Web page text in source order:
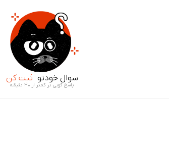
سوال خودتو ثبت کن
پاسخ گویی در کمتر از ۳۰ دقیقه